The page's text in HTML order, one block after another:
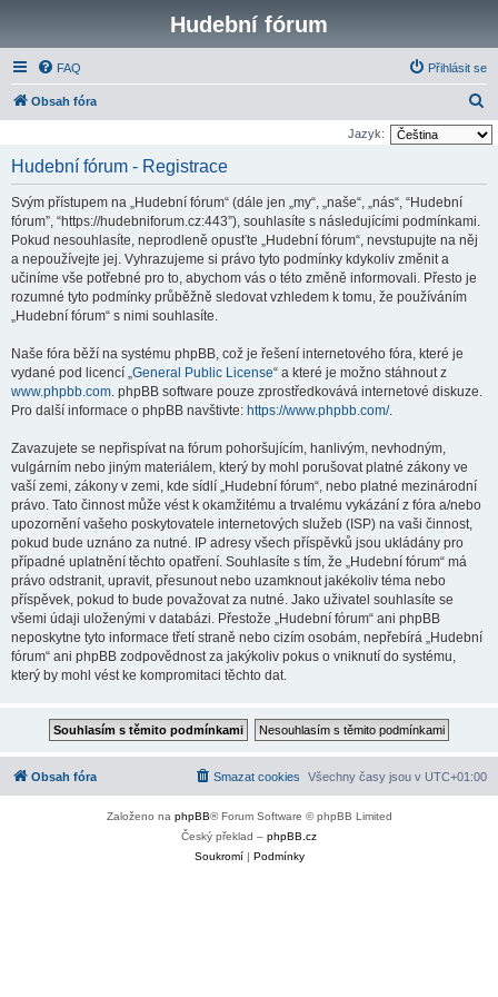
Hudební fórum
FAQ Přihlásit se
Obsah fóra
l
Jazyk:
Hudební fórum - Registrace
Svým přístupem na „Hudební fórum“ (dále jen „my“, „naše“, „nás“, “Hudební
fórum”, “https://hudebniforum.cz:443”), souhlasíte s následujícími podmínkami.
Pokud nesouhlasíte, neprodleně opusťte „Hudební fórum“, nevstupujte na něj
a nepoužívejte jej. Vyhrazujeme si právo tyto podmínky kdykoliv změnit a
učiníme vše potřebné pro to, abychom vás o této změně informovali. Přesto je
rozumné tyto podmínky průběžně sledovat vzhledem k tomu, že používáním
„Hudební fórum“ s nimi souhlasíte.
Naše fóra běží na systému phpBB, což je řešení internetového fóra, které je
vydané pod licencí „General Public License“ a které je možno stáhnout z
www.phpbb.com. phpBB software pouze zprostředkovává internetové diskuze.
Pro další informace o phpBB navštivte: https://www.phpbb.com/.
Zavazujete se nepřispívat na fórum pohoršujícím, hanlivým, nevhodným,
vulgárním nebo jiným materiálem, který by mohl porušovat platné zákony ve
vaší zemi, zákony v zemi, kde sídlí „Hudební fórum“, nebo platné mezinárodní
právo. Tato činnost může vést k okamžitému a trvalému vykázání z fóra a/nebo
upozornění vašeho poskytovatele internetových služeb (ISP) na vaši činnost,
pokud bude uznáno za nutné. IP adresy všech příspěvků jsou ukládány pro
případné uplatnění těchto opatření. Souhlasíte s tím, že „Hudební fórum“ má
právo odstranit, upravit, přesunout nebo uzamknout jakékoliv téma nebo
příspěvek, pokud to bude považovat za nutné. Jako uživatel souhlasíte se
všemi údaji uloženými v databázi. Přestože „Hudební fórum“ ani phpBB
neposkytne tyto informace třetí straně nebo cizím osobám, nepřebírá „Hudební
fórum“ ani phpBB zodpovědnost za jakýkoliv pokus o vniknutí do systému,
který by mohl vést ke kompromitaci těchto dat.
Obsah fóra Všechny časy jsou v UTC+01:00
Smazat cookies
Založeno na phpBB® Forum Software © phpBB Limited
Český překlad – phpBB.cz
Soukromí| Podmínky